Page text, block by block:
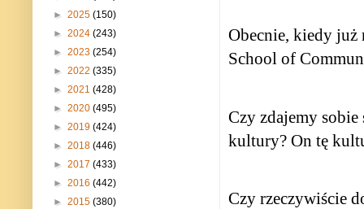
Obecnie, kiedy już
School of
Czy zdajemy sobie
kultury? On tę
Czy rzeczywiście
► 2025 (150)
► 2024 (243)
► 2023 (254)
► 2022 (335)
► 2021 (428)
► 2020 (495)
► 2019 (424)
► 2018 (446)
► 2017 (433)
► 2016 (442)
► 2015 (380)